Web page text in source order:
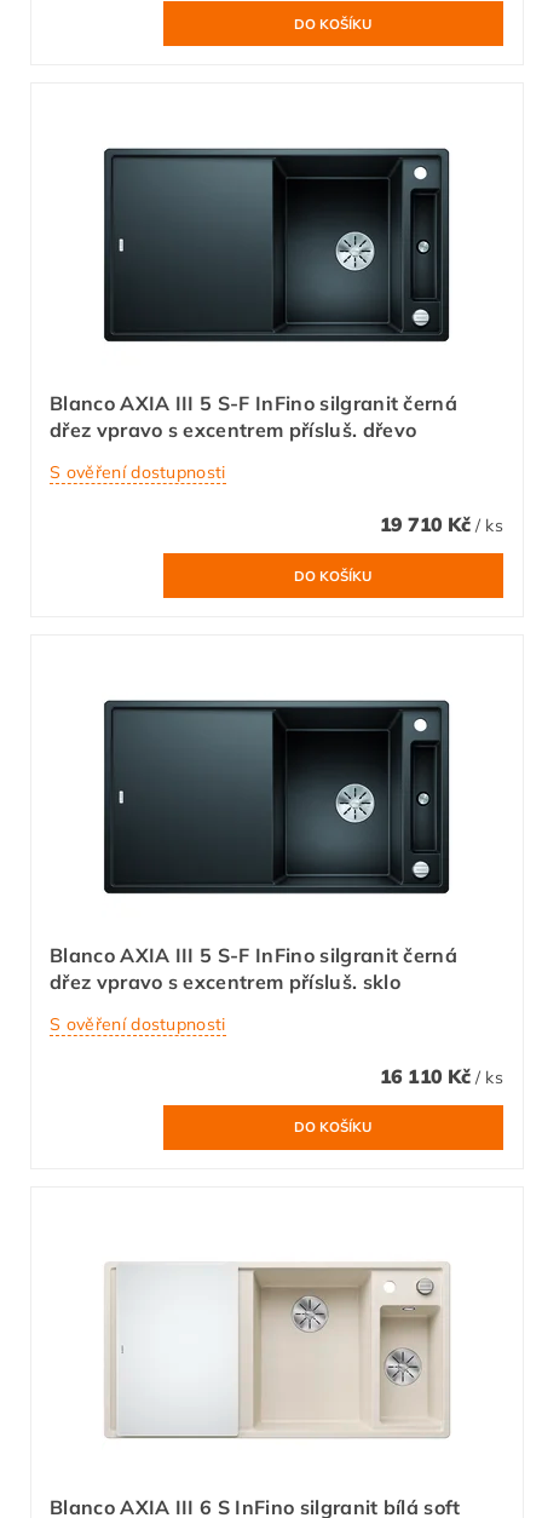
Blanco AXIA III 5 S-F InFino silgranit černá
dřez vpravo s excentrem přísluš. dřevo
S ověření dostupnosti
19 710 Kč / ks
Blanco AXIA III 5 S-F InFino silgranit černá
dřez vpravo s excentrem přísluš. sklo
S ověření dostupnosti
16 110 Kč / ks
Blanco AXIA III 6 S InFino silgranit bílá soft